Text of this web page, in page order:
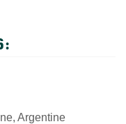
:
Argentine